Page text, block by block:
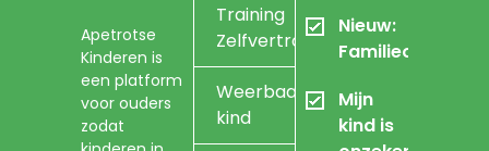
Apetrotse
Kinderen is
een platform
voor ouders
zodat
Training
Zelfvertrouwen
Weerbaarheidstraining
kind
Nieuw:
Mijn
kind is